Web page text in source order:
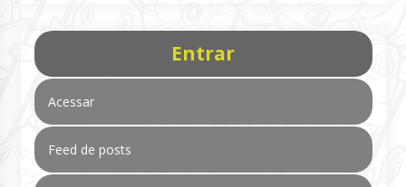
Entrar
Acessar
Feed de posts